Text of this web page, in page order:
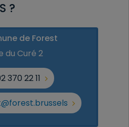
?
de Forest
du Curé 2
370 22 11